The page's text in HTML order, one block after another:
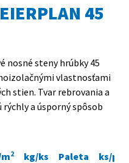
45
nosné steny hrúbky 45
vlastnosťami
stien. Tvar rebrovania a
a úsporný spôsob
2 kg/ks Paleta ks/